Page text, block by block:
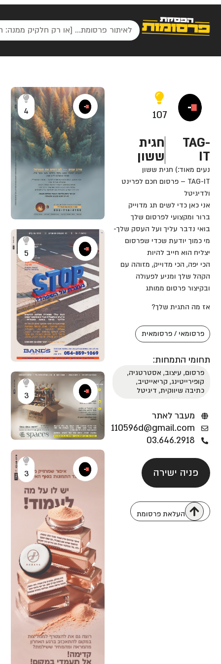
107
TAG-
IT
חגית
ששון
נעים מאוד:) חגית ששון
TAG-IT – פרסום חכם לפרינט
ולדיגיטל
אני כאן כדי לשים תג מדוייק
ברור ומקצועי לפרסום שלך
בואי נדבר עליך ועל העסק שלך-
מי כמוך יודעת שכדי שפרסום
יצליח הוא חייב להיות
הכי יפה, הכי מדוייק, מזוהה עם
הקהל שלך ומניע לפעולה
ובקיצור פרסום ממותג
אז מה התגית שלך?
פרסומאי / פרסומאית
תחומי התמחות:
פרסום, עיצוב, אסטרטגיה,
קופירייטינג, קריאייטיב,
כתיבה שיווקית, דיגיטל
מעבר לאתר
110596d@gmail.com
03.646.2918
פניה ישירה
העלאת פרסומת
4
5
3
3